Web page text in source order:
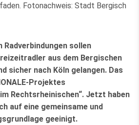
Fotonachweis: Stadt Bergisch
sollen
aus dem Bergischen
sicher nach Köln gelangen. Das
Projektes
Rechtsrheinischen“. Jetzt haben
auf eine gemeinsame und
geeinigt.